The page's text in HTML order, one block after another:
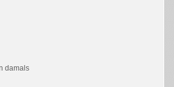
damals